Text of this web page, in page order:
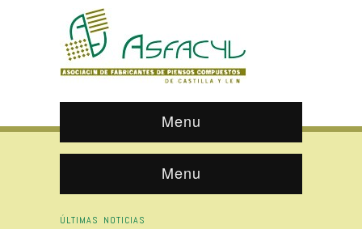
Menu
Menu
ÚLTIMAS NOTICIAS